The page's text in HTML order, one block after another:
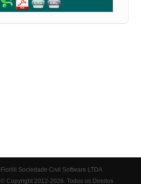
Fiorilli Sociedade Civil Software LTDA
© Copyright 2012-2026. Todos os Direitos